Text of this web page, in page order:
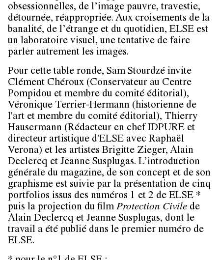
obsessionnelles, de l’image pauvre, travestie,
détournée, réappropriée. Aux croisements de la
banalité, de l’étrange et du quotidien, ELSE est
un laboratoire visuel, une tentative de faire
parler autrement les images.
Pour cette table ronde, Sam Stourdzé invite
Clément Chéroux (Conservateur au Centre
Pompidou et membre du comité éditorial),
Véronique Terrier-Hermann (historienne de
l'art et membre du comité éditorial), Thierry
Hausermann (Rédacteur en chef IDPURE et
directeur artistique d'ELSE avec Raphaël
Verona) et les artistes Brigitte Zieger, Alain
Declercq et Jeanne Susplugas. L’introduction
générale du magazine, de son concept et de son
graphisme est suivie par la présentation de cinq
portfolios issus des numéros 1 et 2 de ELSE *
puis la projection du filmProtection Civile de
Alain Declercq et Jeanne Susplugas, dont le
travail a été publié dans le premier numéro de
ELSE.